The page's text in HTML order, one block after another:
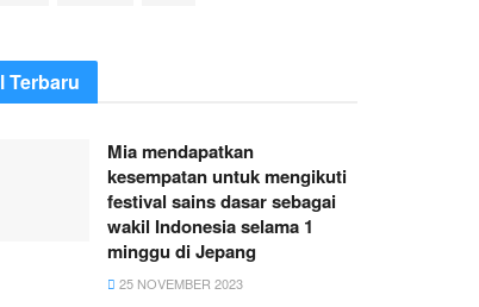
Terbaru
Mia mendapatkan
kesempatan untuk mengikuti
festival sains dasar sebagai
wakil Indonesia selama 1
minggu di Jepang
25 NOVEMBER 2023